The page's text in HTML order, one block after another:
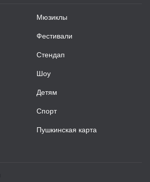
Мюзиклы
Фестивали
Стендап
Шоу
Детям
Спорт
Пушкинская карта